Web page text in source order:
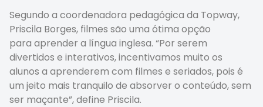
Segundo a coordenadora pedagógica da Topway,
Priscila Borges, filmes são uma ótima opção
para aprender a língua inglesa. “Por serem
divertidos e interativos, incentivamos muito os
alunos a aprenderem com filmes e seriados, pois é
um jeito mais tranquilo de absorver o conteúdo, sem
ser maçante”, define Priscila.